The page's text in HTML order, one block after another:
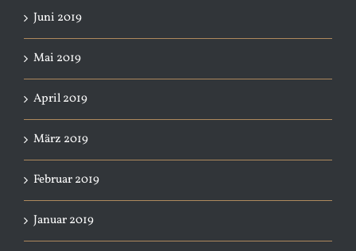
Juni 2019
Mai 2019
April 2019
März 2019
Februar 2019
Januar 2019